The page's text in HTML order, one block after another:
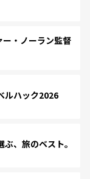
・ノーラン監督
ルハック2026
、旅のベスト。